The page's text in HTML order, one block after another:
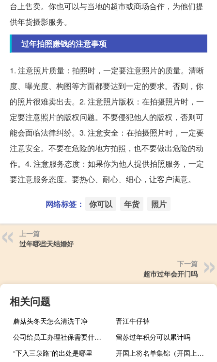
台上售卖。你也可以与当地的超市或商场合作，为他们提
供年货摄影服务。
过年拍照赚钱的注意事项
1. 注意照片质量：拍照时，一定要注意照片的质量。清晰
度、曝光度、构图等方面都要达到一定的要求。否则，你
的照片很难卖出去。2. 注意照片版权：在拍摄照片时，一
定要注意照片的版权问题。不要侵犯他人的版权，否则可
能会面临法律纠纷。3. 注意安全：在拍摄照片时，一定要
注意安全。不要在危险的地方拍照，也不要做出危险的动
作。4. 注意服务态度：如果你为他人提供拍照服务，一定
要注意服务态度。要热心、耐心、细心，让客户满意。
网络标签： 你可以 年货 照片
上一篇
过年哪些天结婚好
下一篇
超市过年会开门吗
相关问题
蘑菇头冬天怎么清洗干净
晋江牛仔裤
公司给员工办理社保需要什么资料和手续（公司给员工办理社保需要什么资料）
留苏过年积分可以累计吗
“下入三泉路”的出处是哪里
开国上将名单集锦（开国上将名单）